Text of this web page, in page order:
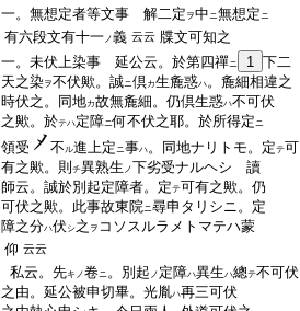
一。無想定者等文事 解二定 ヲ中ニ無想定ニ
有六段文有十一ノ義 云云 牒文可知之
一。未伏上染事 延公云。於第四禪ニ 1 下二
天之染ヲ不伏歟。誠ニ倶カ生麁惑ハ。麁細相違之
時伏之。同地カ故無麁細。仍倶生惑ハ不可伏
之歟。於テハ定障ニ何不伏之耶。於所得定ニ
領受 不ル進上定ニ事ハ。同地ナリトモ。定テ可
有之歟。則 チ異熟生 ノ下劣受ナルヘシ 讀
師云。誠於別起定障者。定テ可有之歟。仍
可伏之歟。此事故東院ニ尋申タリシニ。定
障之分ハ伏 シ之 ヲ コソスルラメトマテハ蒙
仰 云云
私云。先キノ卷ニ。別起 ノ 定障ハ異生ハ總テ不可伏
之由。延公被申切畢。光胤ハ再三可伏